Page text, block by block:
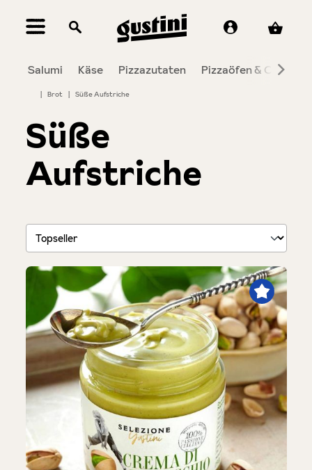
springen
Salumi Käse Pizzazutaten Pizzaöfen & Co.
| Brot | Süße Aufstriche
Süße
Aufstriche